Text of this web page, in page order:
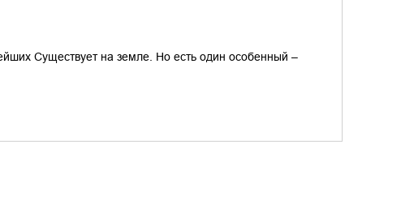
Существует на земле. Но есть один особенный –